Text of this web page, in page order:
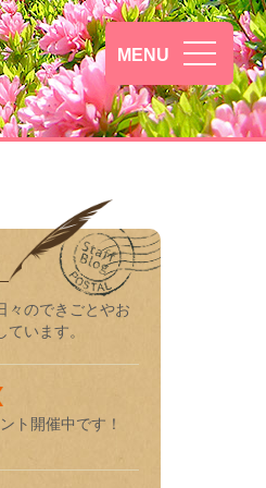
MENU
々のできごとやお
います。
ト開催中です！